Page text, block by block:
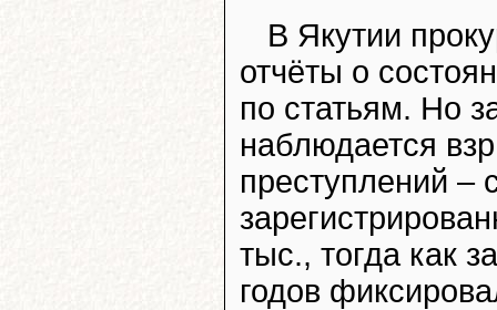
В Якутии
отчёты о
по статьям. Но
наблюдается
преступлений –
тыс., тогда как
годов